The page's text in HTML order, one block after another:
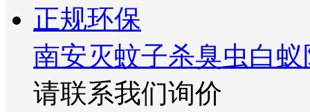
南安灭蚊子杀臭虫白
请联系我们询价